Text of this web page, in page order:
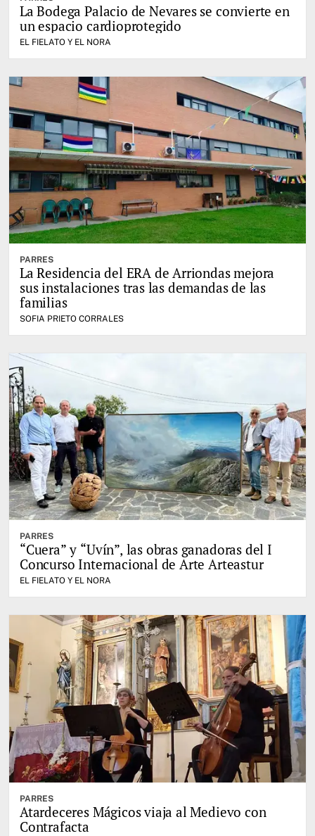
La Bodega Palacio de Nevares se convierte en
un espacio cardioprotegido
EL FIELATO Y EL NORA
PARRES
La Residencia del ERA de Arriondas mejora
sus instalaciones tras las demandas de las
familias
SOFIA PRIETO CORRALES
PARRES
“Cuera” y “Uvín”, las obras ganadoras del I
Concurso Internacional de Arte Arteastur
EL FIELATO Y EL NORA
PARRES
Atardeceres Mágicos viaja al Medievo con
Contrafacta